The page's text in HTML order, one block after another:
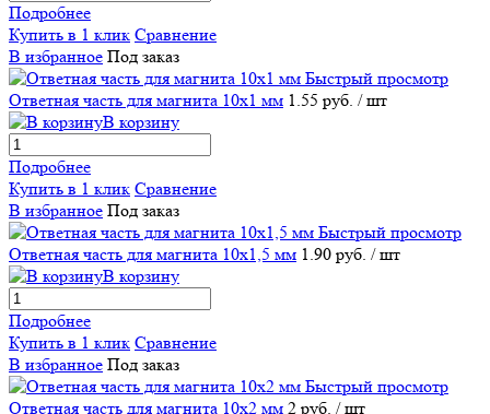
Подробнее
Купить в 1 клик Сравнение
В избранное Под заказ
Быстрый просмотр
Ответная часть для магнита 10х1 мм 1.55 руб. / шт
В корзину
Подробнее
Купить в 1 клик Сравнение
В избранное Под заказ
Быстрый просмотр
Ответная часть для магнита 10х1,5 мм 1.90 руб. / шт
В корзину
Подробнее
Купить в 1 клик Сравнение
В избранное Под заказ
Быстрый просмотр
Ответная часть для магнита 10х2 мм 2 руб. / шт